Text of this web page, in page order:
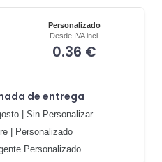
Personalizado
Desde IVA incl.
0.36 €
de entrega
| Sin Personalizar
| Personalizado
Personalizado